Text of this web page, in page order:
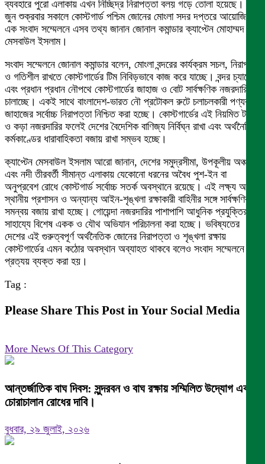
ব্যবহারে পুরো এলাকায় এখন নিচ্ছিদ্র নিরাপত্তা বলয় গড়ে তোলা হয়েছে। ১২
জুন শুক্রবার সকালে কোস্টগার্ড পশ্চিম জোনের মোংলা সদর দপ্তরে আয়োজিত
এক সংবাদ সম্মেলনে এসব তথ্য জানান জোনাল কমান্ডার ক্যাপ্টেন মোহাম্মদ
মেসবাউল ইসলাম।
​সংবাদ সম্মেলনে জোনাল কমান্ডার বলেন, মোংলা বন্দরের কার্যক্রম সচল, নিরাপদ
ও গতিশীল রাখতে কোস্টগার্ডের টিম নিবিড়ভাবে কাজ করে যাচ্ছে। বন্দর চ্যানেল
এবং প্রধান প্রধান নৌপথে কোস্টগার্ডের জাহাজ ও বোট সার্বক্ষণিক নজরদারি
চালাচ্ছে। একই সাথে বাংলাদেশ-ভারত নৌ প্রটোকল রুটে চলাচলকারী পণ্যবাহী
জাহাজের সর্বোচ্চ নিরাপত্তা নিশ্চিত করা হচ্ছে। কোস্টগার্ডের এই নিয়মিত টহল
ও কড়া নজরদারির ফলেই দেশের বৈদেশিক বাণিজ্য নির্বিঘ্ন রাখা এবং অর্থনৈতিক
কর্মকাণ্ডের ধারাবাহিকতা বজায় রাখা সম্ভব হচ্ছে।
​ক্যাপ্টেন মেসবাউল ইসলাম আরো জানান, দেশের সমুদ্রসীমা, উপকূলীয় অঞ্চল
এবং নদী তীরবর্তী সীমান্ত এলাকায় যেকোনো ধরনের অবৈধ পুশ-ইন বা
অনুপ্রবেশ রোধে কোস্টগার্ড সর্বোচ্চ সতর্ক অবস্থানে রয়েছে। এই লক্ষ্য অর্জনে
স্থানীয় প্রশাসন ও অন্যান্য আইন-শৃঙ্খলা রক্ষাকারী বাহিনীর সঙ্গে সার্বক্ষণিক
সমন্বয় বজায় রাখা হচ্ছে। গোয়েন্দা নজরদারির পাশাপাশি আধুনিক প্রযুক্তির
সাহায্যে বিশেষ একক ও যৌথ অভিযান পরিচালনা করা হচ্ছে। ভবিষ্যতের
দেশের এই গুরুত্বপূর্ণ অর্থনৈতিক জোনের নিরাপত্তা ও শৃঙ্খলা রক্ষায়
কোস্টগার্ডের এমন কঠোর অবস্থান অব্যাহত থাকবে বলেও সংবাদ সম্মেলনে
প্রত্যয় ব্যক্ত করা হয়।
Tag :
Please Share This Post in Your Social Media
More News Of This Category
আন্তর্জাতিক বাঘ দিবস: সুন্দরবন ও বাঘ রক্ষায় সম্মিলিত উদ্যোগ এবং
চোরাচালান রোধের দাবি।
বুধবার, ২৯ জুলাই, ২০২৬